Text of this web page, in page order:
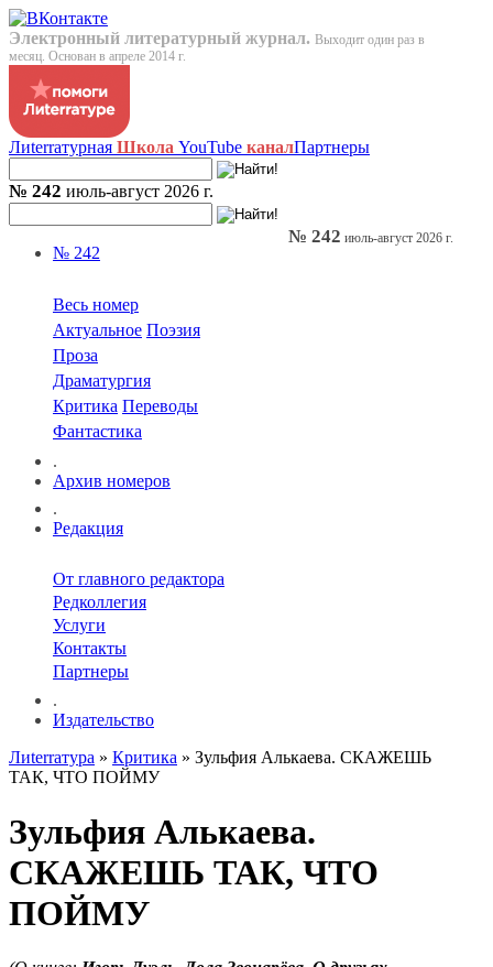
Электронный литературный журнал. Выходит один раз в
месяц. Основан в апреле 2014 г.
Лиterraтурная Школа YouTube каналПартнеры
№ 242 июль-август 2026 г.
№ 242
Весь номер
Актуальное Поэзия
Проза
Драматургия
Критика Переводы
Фантастика
.
Архив номеров
.
Редакция
От главного редактора
Редколлегия
Услуги
Контакты
Партнеры
.
Издательство
№ 242 июль-август 2026 г.
Лиterraтура » Критика » Зульфия Алькаева. СКАЖЕШЬ
ТАК, ЧТО ПОЙМУ
Зульфия Алькаева.
СКАЖЕШЬ ТАК, ЧТО
ПОЙМУ